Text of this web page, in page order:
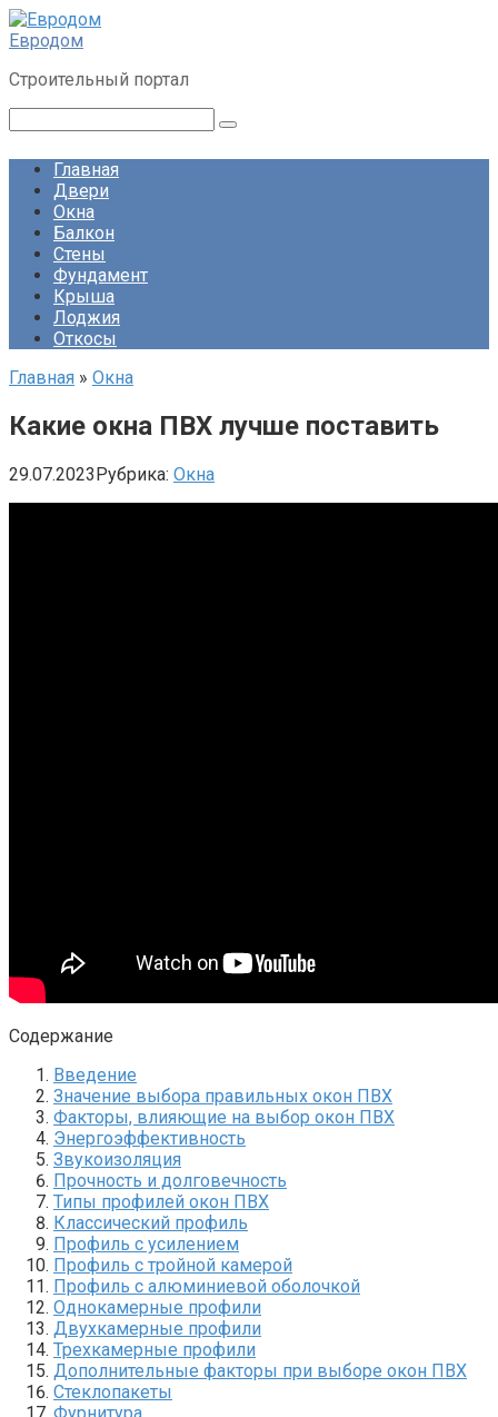
Перейти
к
Евродом
Строительный портал
Главная
Двери
Окна
Балкон
Стены
Фундамент
Крыша
Лоджия
Откосы
Главная » Окна
Какие окна ПВХ лучше поставить
29.07.2023Рубрика: Окна
Содержание
Введение
Значение выбора правильных окон ПВХ
Факторы, влияющие на выбор окон ПВХ
Энергоэффективность
Звукоизоляция
Прочность и долговечность
Типы профилей окон ПВХ
Классический профиль
Профиль с усилением
Профиль с тройной камерой
Профиль с алюминиевой оболочкой
Однокамерные профили
Двухкамерные профили
Трехкамерные профили
Дополнительные факторы при выборе окон ПВХ
Стеклопакеты